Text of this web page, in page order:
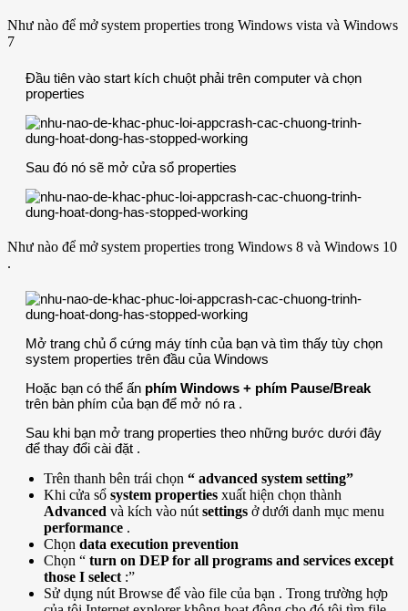
Như nào để mở system properties trong Windows vista và Windows
7
Đầu tiên vào start kích chuột phải trên computer và chọn
properties
Sau đó nó sẽ mở cửa sổ properties
Như nào để mở system properties trong Windows 8 và Windows 10
.
Mở trang chủ ổ cứng máy tính của bạn và tìm thấy tùy chọn
system properties trên đầu của Windows
Hoặc bạn có thể ấn phím Windows + phím Pause/Break
trên bàn phím của bạn để mở nó ra .
Sau khi bạn mở trang properties theo những bước dưới đây
để thay đổi cài đặt .
Trên thanh bên trái chọn “ advanced system setting”
Khi cửa sổ system properties xuất hiện chọn thành
Advanced và kích vào nút settings ở dưới danh mục menu
performance .
Chọn data execution prevention
Chọn “ turn on DEP for all programs and services except
those I select :”
Sử dụng nút Browse để vào file của bạn . Trong trường hợp